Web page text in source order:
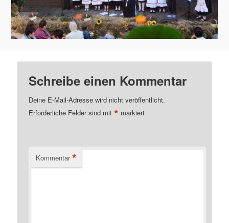
Schreibe einen Kommentar
Deine E-Mail-Adresse wird nicht veröffentlicht.
Erforderliche Felder sind mit* markiert
Kommentar *